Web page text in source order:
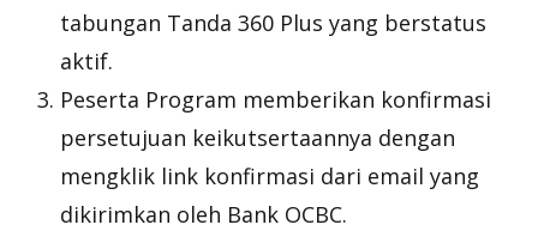
tabungan Tanda 360 Plus yang berstatus
aktif.
Peserta Program memberikan konfirmasi
persetujuan keikutsertaannya dengan
mengklik link konfirmasi dari email yang
dikirimkan oleh Bank OCBC.